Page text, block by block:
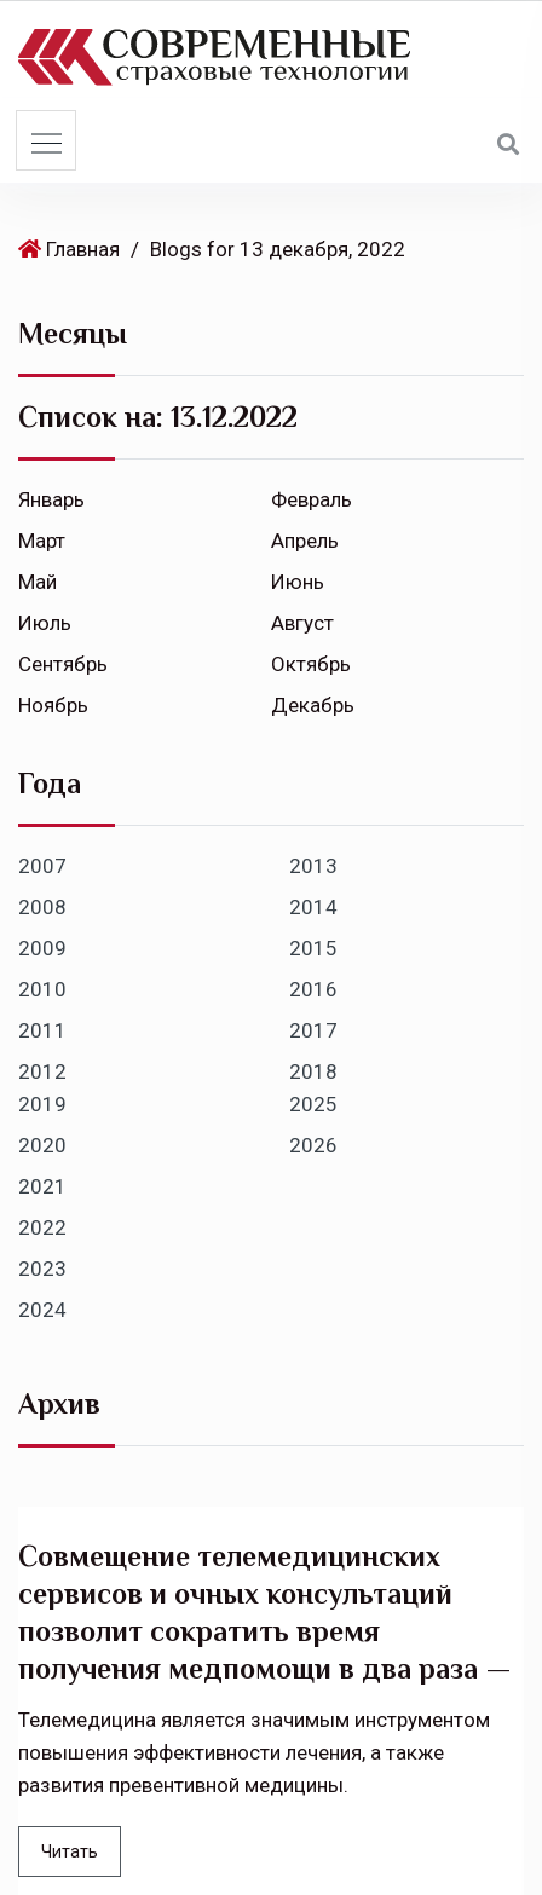
Главная / Blogs for 13 декабря, 2022
Месяцы
Список на: 13.12.2022
Январь
Февраль
Март
Апрель
Май
Июнь
Июль
Август
Сентябрь
Октябрь
Ноябрь
Декабрь
Года
2007
2008
2009
2010
2011
2012
2013
2014
2015
2016
2017
2018
2019
2020
2021
2022
2023
2024
2025
2026
Архив
Совмещение телемедицинских
сервисов и очных консультаций
позволит сократить время
получения медпомощи в два раза —
Телемедицина является значимым инструментом
повышения эффективности лечения, а также
развития превентивной медицины.
Читать